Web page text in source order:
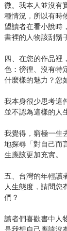
微。我本人並沒有
種情況，所以有
望讀者在看小說時
書裡的人物該刮鬍
四、在您的作品裡
色：徬徨、沒有特
什麼樣的魅力？您
我本身很少思考
並不認為這樣的人
我覺得，窮極一生
地探尋「對自己而
生應該更加充實。
五、台灣的年輕讀
人生態度，請問您
們？
讀者們喜歡書中人
是我想自己應該沒